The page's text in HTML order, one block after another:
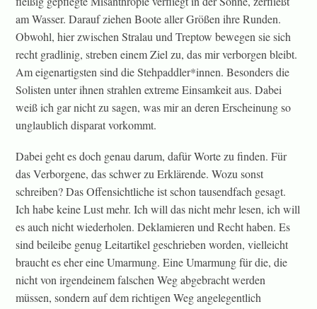
am Wasser. Darauf ziehen Boote aller Größen ihre Runden.
Obwohl, hier zwischen Stralau und Treptow bewegen sie sich
recht gradlinig, streben einem Ziel zu, das mir verborgen bleibt.
Am eigenartigsten sind die Stehpaddler*innen. Besonders die
Solisten unter ihnen strahlen extreme Einsamkeit aus. Dabei
weiß ich gar nicht zu sagen, was mir an deren Erscheinung so
unglaublich disparat vorkommt.
Dabei geht es doch genau darum, dafür Worte zu finden. Für
das Verborgene, das schwer zu Erklärende. Wozu sonst
schreiben? Das Offensichtliche ist schon tausendfach gesagt.
Ich habe keine Lust mehr. Ich will das nicht mehr lesen, ich will
es auch nicht wiederholen. Deklamieren und Recht haben. Es
sind beileibe genug Leitartikel geschrieben worden, vielleicht
braucht es eher eine Umarmung. Eine Umarmung für die, die
nicht von irgendeinem falschen Weg abgebracht werden
müssen, sondern auf dem richtigen Weg angelegentlich